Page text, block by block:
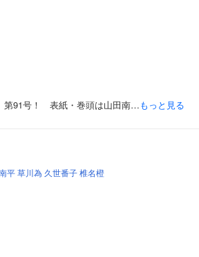
第91号！ 表紙・巻頭は山田南…もっと見る
平 草川為 久世番子 椎名橙